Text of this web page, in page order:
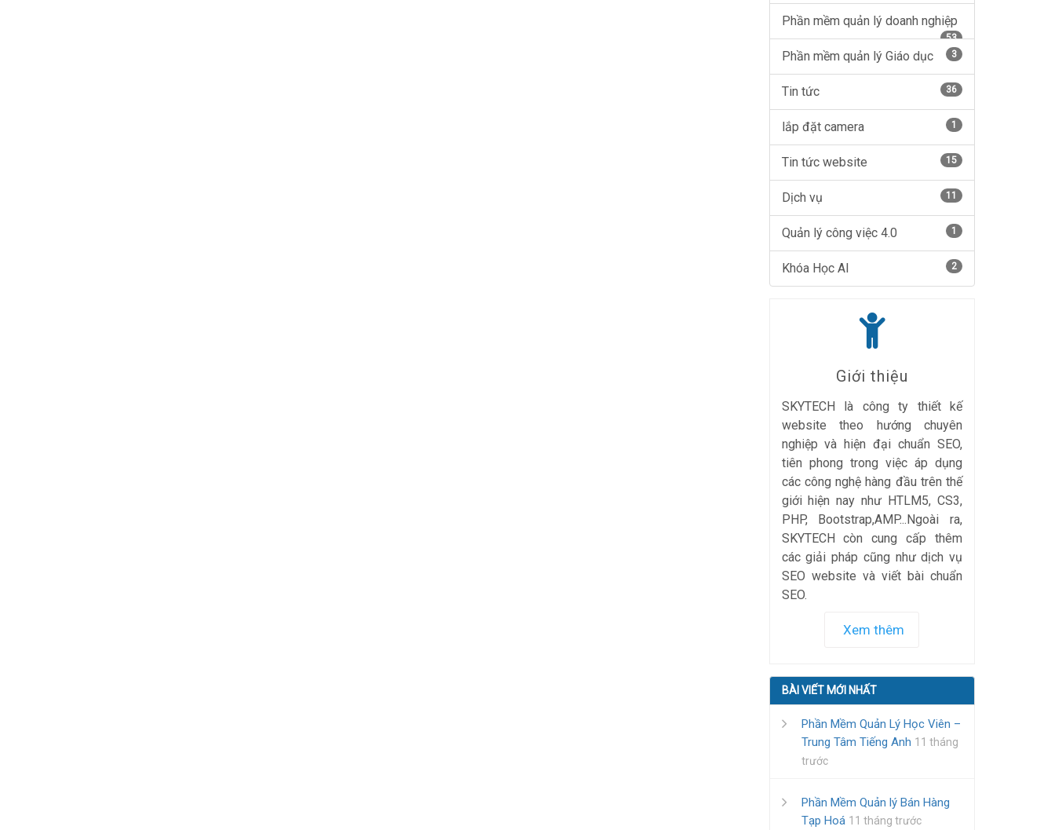
Phần mềm quản lý doanh nghiệp
53
Phần mềm quản lý Giáo dục 3
Tin tức 36
lắp đặt camera 1
Tin tức website 15
Dịch vụ 11
Quản lý công việc 4.0 1
Khóa Học AI 2
Giới thiệu
SKYTECH là công ty thiết kế
website theo hướng chuyên
nghiệp và hiện đại chuẩn SEO,
tiên phong trong việc áp dụng
các công nghệ hàng đầu trên thế
giới hiện nay như HTLM5, CS3,
PHP, Bootstrap,AMP...Ngoài ra,
SKYTECH còn cung cấp thêm
các giải pháp cũng như dịch vụ
SEO website và viết bài chuẩn
SEO.
Xem thêm
BÀI VIẾT MỚI NHẤT
Phần Mềm Quản Lý Học Viên –
Trung Tâm Tiếng Anh 11 tháng
trước
Phần Mềm Quản lý Bán Hàng
Tạp Hoá 11 tháng trước